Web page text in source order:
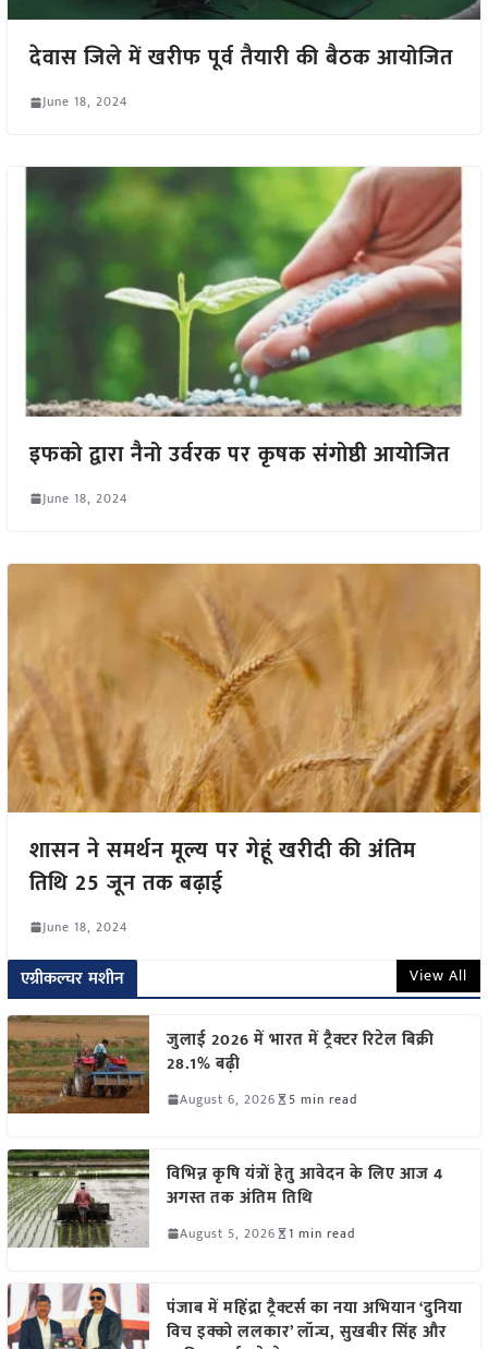
देवास जिले में खरीफ पूर्व तैयारी की बैठक आयोजित
June 18, 2024
इफको द्वारा नैनो उर्वरक पर कृषक संगोष्ठी आयोजित
June 18, 2024
शासन ने समर्थन मूल्य पर गेहूं खरीदी की अंतिम
तिथि 25 जून तक बढ़ाई
June 18, 2024
एग्रीकल्चर मशीन View All
जुलाई 2026 में भारत में ट्रैक्टर रिटेल बिक्री
28.1% बढ़ी
August 6, 2026 5 min read
विभिन्न कृषि यंत्रों हेतु आवेदन के लिए आज 4
अगस्त तक अंतिम तिथि
August 5, 2026 1 min read
पंजाब में महिंद्रा ट्रैक्टर्स का नया अभियान ‘दुनिया
विच इक्को ललकार’ लॉन्च, सुखबीर सिंह और